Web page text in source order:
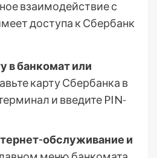
взаимодействие с
доступа к Сбербанк
в банкомат или
карту Сбербанка в
и введите PIN-
обслуживание и